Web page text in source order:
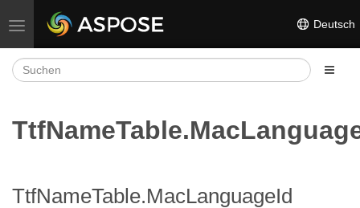
Navigation umschalten Deutsch
TtfNameTable.MacLanguageId